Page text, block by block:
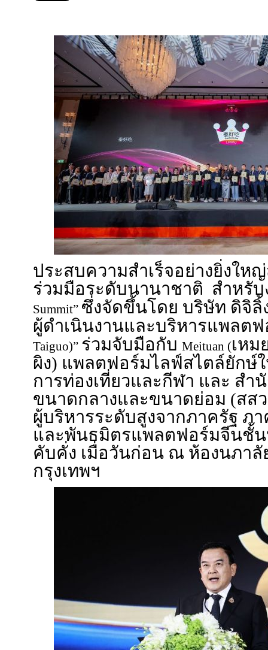
ประสบความสำเร็จอย่างยิ่งให
ร่วมมือระดับนานาชาติ สำหรั
Summit” ซึ่งจัดขึ้นโดย บริษัท ดิจิลิ้
ผู้ดำเนินงานและบริหารแพลต
Taiguo)” ร่วมจับมือกับ Meituan (เหม
ผิง) แพลตฟอร์มไลฟ์สไตล์ยักษ์
การท่องเที่ยวและกีฬา และ สำ
ขนาดกลางและขนาดย่อม (สส
ผู้บริหารระดับสูงจากภาครัฐ ภ
และพันธมิตรแพลตฟอร์มจีนชั้น
คับคั่ง เมื่อวันก่อน ณ ห้องนภาลั
กรุงเทพฯ